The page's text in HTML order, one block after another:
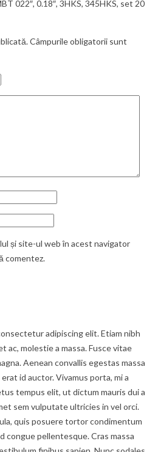
022″, 0.18″, 3HKS, 345HKS, set 20
Câmpurile obligatorii sunt
și site-ul web în acest navigator
comentez.
adipiscing elit. Etiam nibh
ac, molestie a massa. Fusce vitae
Aenean convallis egestas massa
id auctor. Vivamus porta, mi a
tempus elit, ut dictum mauris dui a
sem vulputate ultricies in vel orci.
quis posuere tortor condimentum
congue pellentesque. Cras massa